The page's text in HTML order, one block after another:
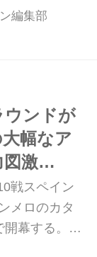
勝、2位は
リス、3位
ペースが上が
編集部
ウンドが
幅なア
激
プレビ
戦スペイン
メロのカタ
開幕する。こ
、オースト